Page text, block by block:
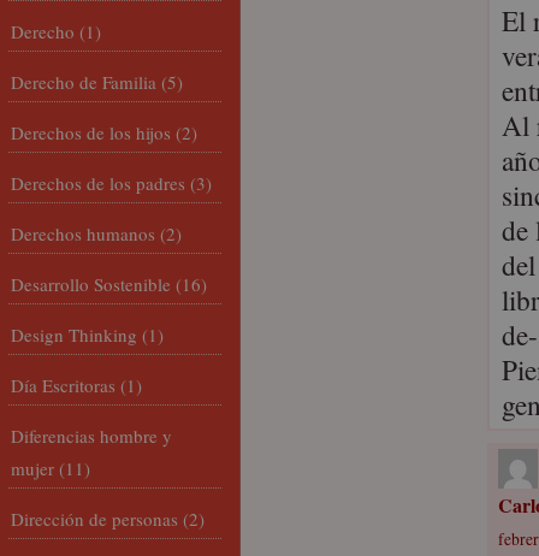
El
Al
de
del
Derecho (1)
Derecho de Familia (5)
Derechos de los hijos (2)
Derechos de los padres (3)
Derechos humanos (2)
Desarrollo Sostenible (16)
Design Thinking (1)
Día Escritoras (1)
Diferencias hombre y
mujer (11)
Dirección de personas (2)